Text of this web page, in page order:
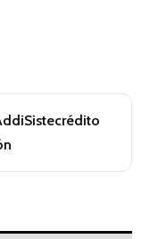
Sistecrédito